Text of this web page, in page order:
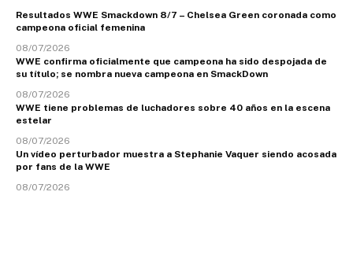
Resultados WWE Smackdown 8/7 – Chelsea Green coronada como
campeona oficial femenina
08/07/2026
WWE confirma oficialmente que campeona ha sido despojada de
su título; se nombra nueva campeona en SmackDown
08/07/2026
WWE tiene problemas de luchadores sobre 40 años en la escena
estelar
08/07/2026
Un vídeo perturbador muestra a Stephanie Vaquer siendo acosada
por fans de la WWE
08/07/2026